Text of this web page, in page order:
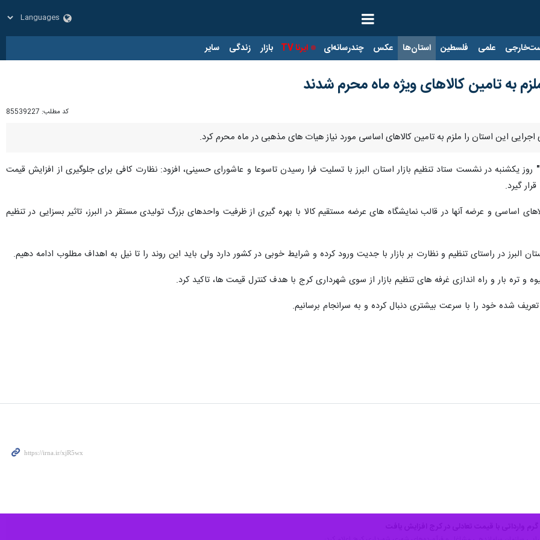
علمی فلسطین استان‌ها عکس چندرسانه‌ای ایرنا TV بازار زندگی سایر
به تامین کالاهای ویژه ماه محرم شدند
کد مطلب: 85539227